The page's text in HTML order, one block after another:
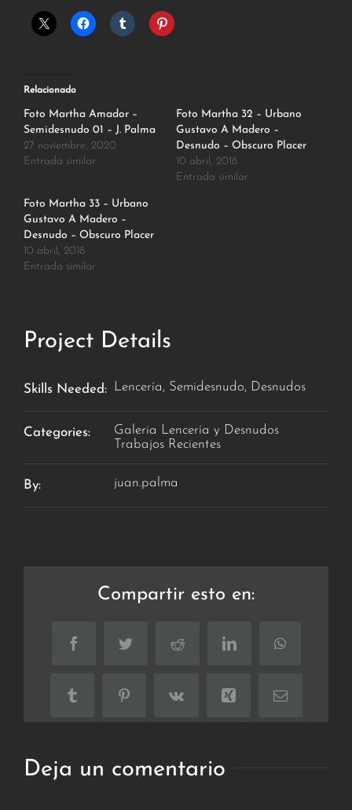
Relacionado
Foto Martha Amador –
Semidesnudo 01 – J. Palma
27 noviembre, 2020
Entrada similar
Foto Martha 32 – Urbano
Gustavo A Madero –
Desnudo – Obscuro Placer
10 abril, 2018
Entrada similar
Foto Martha 33 – Urbano
Gustavo A Madero –
Desnudo – Obscuro Placer
10 abril, 2018
Entrada similar
Project Details
Skills Needed: Lencería, Semidesnudo, Desnudos
Categories:
Galeria Lencería y Desnudos
Trabajos Recientes
By: juan.palma
Compartir esto en:
FacebookTwitter Reddit LinkedInWhatsApp
Tumblr PinterestVk Xing
Correo
Deja un comentario